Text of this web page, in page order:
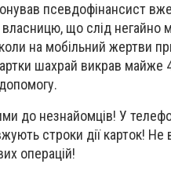
псевдофінансист
що слід негайно
на мобільний жертви
шахрай викрав майже 4
до незнайомців! У
строки дії карток!
операцій!